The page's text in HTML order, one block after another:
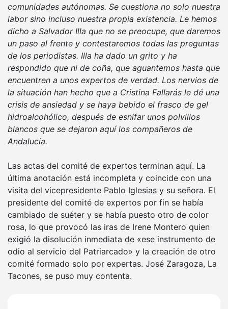
comunidades autónomas. Se cuestiona no solo nuestra
labor sino incluso nuestra propia existencia. Le hemos
dicho a Salvador Illa que no se preocupe, que daremos
un paso al frente y contestaremos todas las preguntas
de los periodistas. Illa ha dado un grito y ha
respondido que ni de coña, que aguantemos hasta que
encuentren a unos expertos de verdad. Los nervios de
la situación han hecho que a Cristina Fallarás le dé una
crisis de ansiedad y se haya bebido el frasco de gel
hidroalcohólico, después de esnifar unos polvillos
blancos que se dejaron aquí los compañeros de
Andalucía.
Las actas del comité de expertos terminan aquí. La
última anotación está incompleta y coincide con una
visita del vicepresidente Pablo Iglesias y su señora. El
presidente del comité de expertos por fin se había
cambiado de suéter y se había puesto otro de color
rosa, lo que provocó las iras de Irene Montero quien
exigió la disolución inmediata de «ese instrumento de
odio al servicio del Patriarcado» y la creación de otro
comité formado solo por expertas. José Zaragoza, La
Tacones, se puso muy contenta.